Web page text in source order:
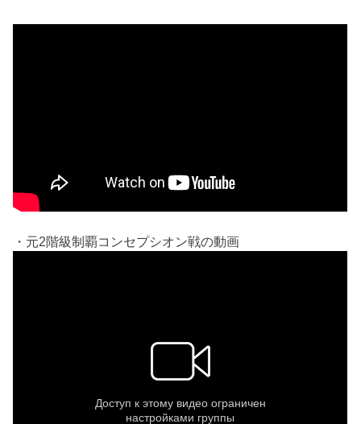
・元2階級制覇コンセプシオン戦の動画